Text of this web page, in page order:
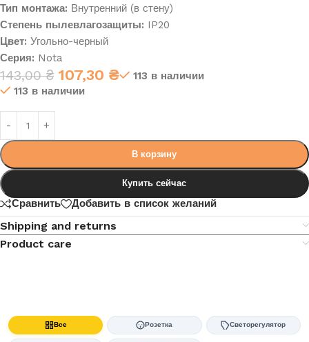
Тип монтажа: Внутренний (в стену)
Степень пылевлагозащиты: IP20
Цвет: Угольно-черный
Серия: Nota
143,00₴ 107,30 ₴
113 в наличии
113 в наличии
В корзину
Купить сейчас
Сравнить Добавить в список желаний
Shipping and returns
Product care
Все Розетка Светорегулятор